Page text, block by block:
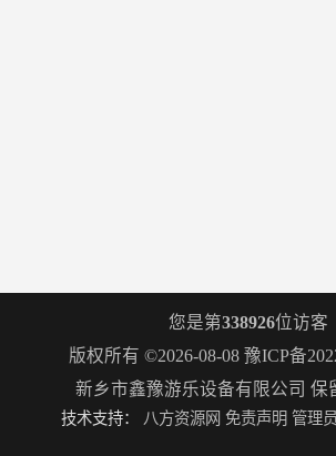
您是第338926位访客
版权所有 ©2026-08-08 豫ICP备
新乡市鑫豫游乐设备有限公司 保
技术支持： 八方资源网 免责声明 管理